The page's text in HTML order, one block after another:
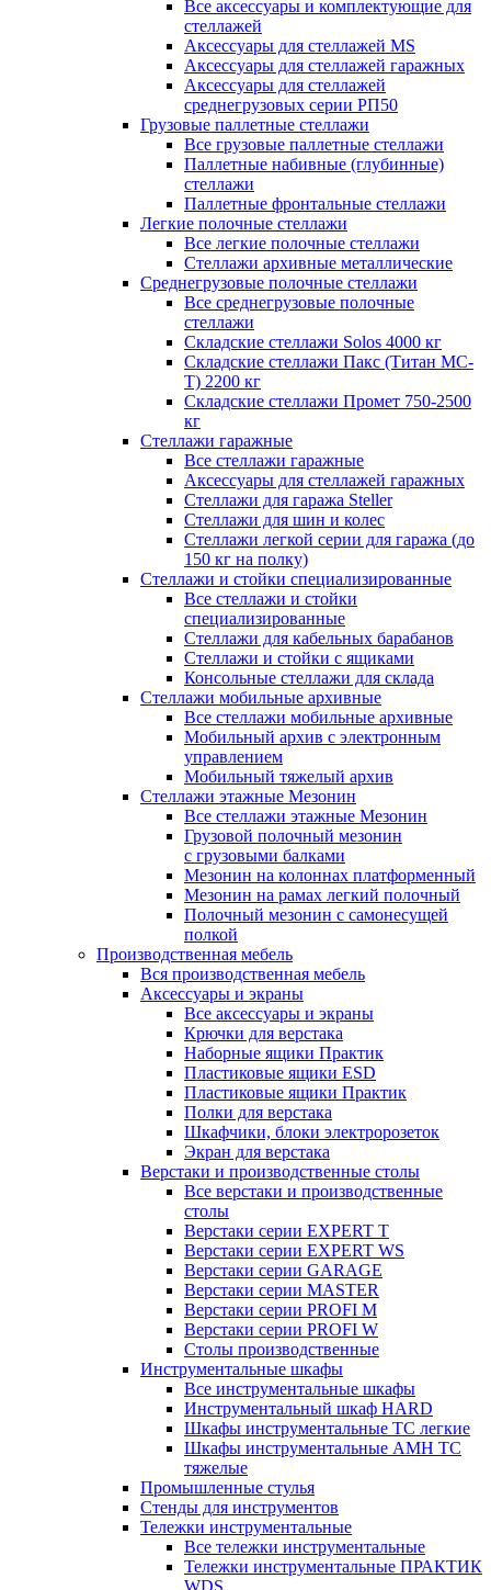
Все аксессуары и комплектующие для
стеллажей
Аксессуары для стеллажей MS
Аксессуары для стеллажей гаражных
Аксессуары для стеллажей
среднегрузовых серии РП50
Грузовые паллетные стеллажи
Все грузовые паллетные стеллажи
Паллетные набивные (глубинные)
стеллажи
Паллетные фронтальные стеллажи
Легкие полочные стеллажи
Все легкие полочные стеллажи
Стеллажи архивные металлические
Среднегрузовые полочные стеллажи
Все среднегрузовые полочные
стеллажи
Складские стеллажи Solos 4000 кг
Складские стеллажи Пакс (Титан МС-
Т) 2200 кг
Складские стеллажи Промет 750-2500
кг
Стеллажи гаражные
Все стеллажи гаражные
Аксессуары для стеллажей гаражных
Стеллажи для гаража Steller
Стеллажи для шин и колес
Стеллажи легкой серии для гаража (до
150 кг на полку)
Стеллажи и стойки специализированные
Все стеллажи и стойки
специализированные
Стеллажи для кабельных барабанов
Стеллажи и стойки с ящиками
Консольные стеллажи для склада
Стеллажи мобильные архивные
Все стеллажи мобильные архивные
Мобильный архив с электронным
управлением
Мобильный тяжелый архив
Стеллажи этажные Мезонин
Все стеллажи этажные Мезонин
Грузовой полочный мезонин
с грузовыми балками
Мезонин на колоннах платформенный
Мезонин на рамах легкий полочный
Полочный мезонин с самонесущей
полкой
Производственная мебель
Вся производственная мебель
Аксессуары и экраны
Все аксессуары и экраны
Крючки для верстака
Наборные ящики Практик
Пластиковые ящики ESD
Пластиковые ящики Практик
Полки для верстака
Шкафчики, блоки электророзеток
Экран для верстака
Верстаки и производственные столы
Все верстаки и производственные
столы
Верстаки серии EXPERT T
Верстаки серии EXPERT WS
Верстаки серии GARAGE
Верстаки серии MASTER
Верстаки серии PROFI M
Верстаки серии PROFI W
Столы производственные
Инструментальные шкафы
Все инструментальные шкафы
Инструментальный шкаф HARD
Шкафы инструментальные ТС легкие
Шкафы инструментальные AMH TC
тяжелые
Промышленные стулья
Стенды для инструментов
Тележки инструментальные
Все тележки инструментальные
Тележки инструментальные ПРАКТИК
WDS